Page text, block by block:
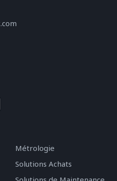
Métrologie
Solutions Achats